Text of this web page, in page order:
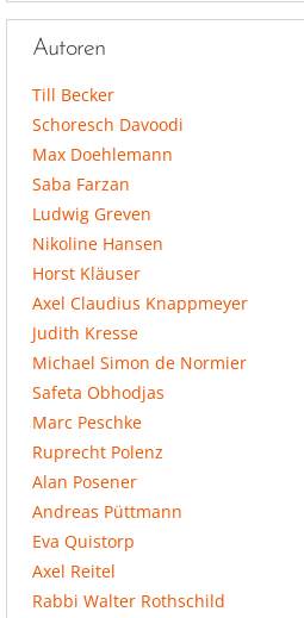
Autoren
Till Becker
Schoresch Davoodi
Max Doehlemann
Saba Farzan
Ludwig Greven
Nikoline Hansen
Horst Kläuser
Axel Claudius Knappmeyer
Judith Kresse
Michael Simon de Normier
Safeta Obhodjas
Marc Peschke
Ruprecht Polenz
Alan Posener
Andreas Püttmann
Eva Quistorp
Axel Reitel
Rabbi Walter Rothschild